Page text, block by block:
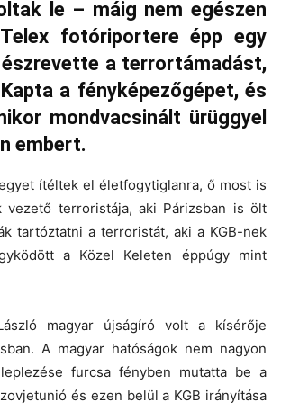
le – máig nem egészen
fotóriportere épp egy
a terrortámadást,
a fényképezőgépet, és
mondvacsinált ürüggyel
embert.
ítéltek el életfogytiglanra, ő most is
terroristája, aki Párizsban is ölt
tartóztatni a terroristát, aki a KGB-nek
a Közel Keleten éppúgy mint
magyar újságíró volt a kísérője
A magyar hatóságok nem nagyon
furcsa fényben mutatta be a
és ezen belül a KGB irányítása